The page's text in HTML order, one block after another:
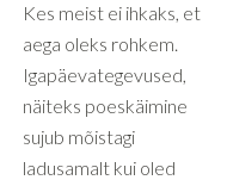
Kes meist ei ihkaks, et
aega oleks rohkem.
Igapäevategevused,
näiteks poeskäimine
sujub mõistagi
ladusamalt kui oled